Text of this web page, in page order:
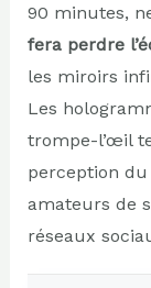
90 minutes,
fera perdre
les miroirs
Les
trompe-l’œil
perception
amateurs de
réseaux